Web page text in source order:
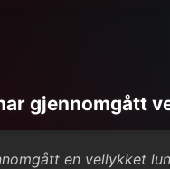
gjennomgått
en vellykket